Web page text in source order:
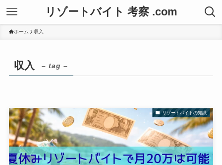
リゾートバイト 考察 .com
ホーム 収入
収入 – tag –
リゾートバイトの知識